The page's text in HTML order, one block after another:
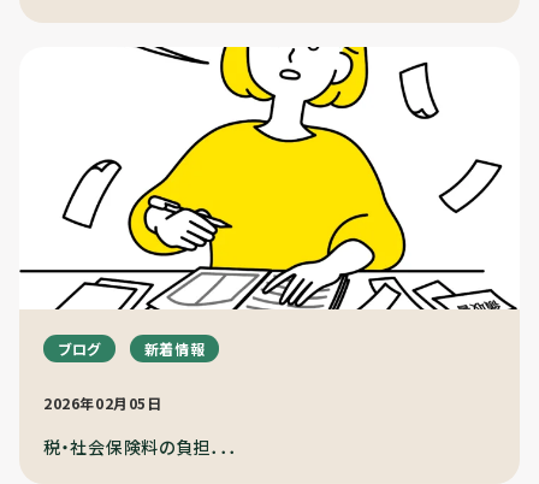
ブログ 新着情報
2026年02月05日
税・社会保険料の負担．．．